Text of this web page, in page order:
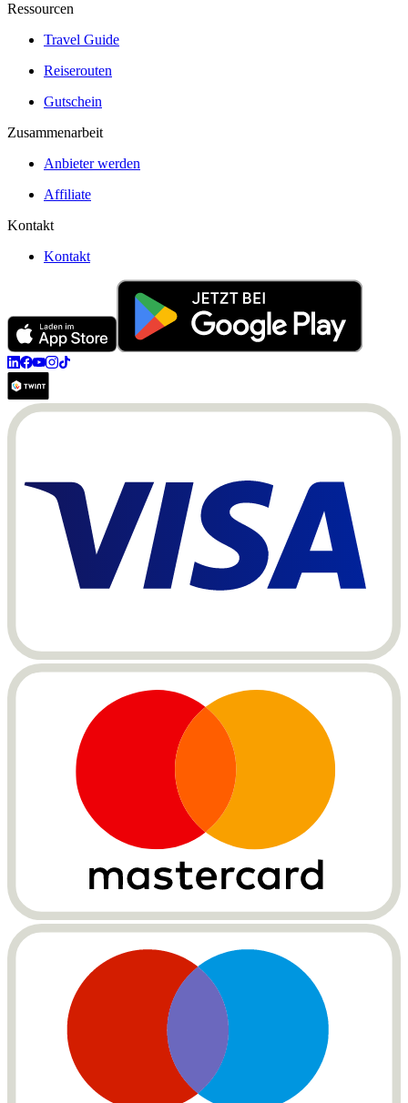
Ressourcen
Travel Guide
Reiserouten
Gutschein
Zusammenarbeit
Anbieter werden
Affiliate
Kontakt
Kontakt